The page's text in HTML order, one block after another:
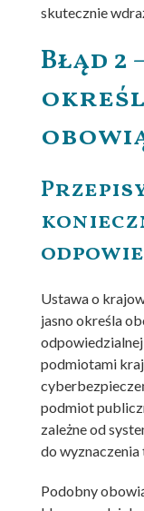
skutecznie
Błąd 2
Ustawa o
jasno określa
podmiotami
podmiot
zależne od
do
Podobny